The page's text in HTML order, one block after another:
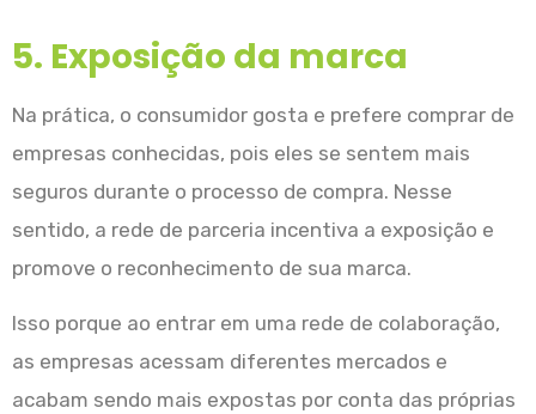
5. Exposição da marca
Na prática, o consumidor gosta e prefere comprar de
empresas conhecidas, pois eles se sentem mais
seguros durante o processo de compra. Nesse
sentido, a rede de parceria incentiva a exposição e
promove o reconhecimento de sua marca.
Isso porque ao entrar em uma rede de colaboração,
as empresas acessam diferentes mercados e
acabam sendo mais expostas por conta das próprias